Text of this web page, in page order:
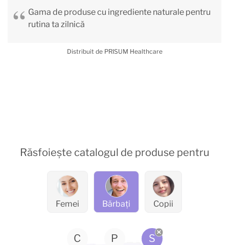
Gama de produse cu ingrediente naturale pentru
rutina ta zilnică
Distribuit de PRISUM Healthcare
Răsfoiește catalogul de produse pentru
Femei Bărbați Copii
C P S